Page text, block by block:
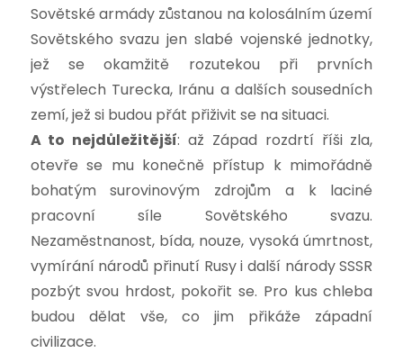
Sovětské armády zůstanou na kolosálním území
Sovětského svazu jen slabé vojenské jednotky,
jež se okamžitě rozutekou při prvních
výstřelech Turecka, Iránu a dalších sousedních
zemí, jež si budou přát přiživit se na situaci.
A to nejdůležitější: až Západ rozdrtí říši zla,
otevře se mu konečně přístup k mimořádně
bohatým surovinovým zdrojům a k laciné
pracovní síle Sovětského svazu.
Nezaměstnanost, bída, nouze, vysoká úmrtnost,
vymírání národů přinutí Rusy i další národy SSSR
pozbýt svou hrdost, pokořit se. Pro kus chleba
budou dělat vše, co jim přikáže západní
civilizace.